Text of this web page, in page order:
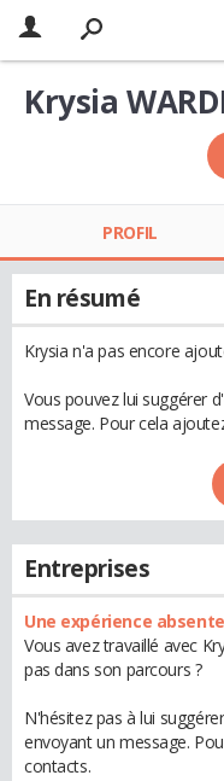
Krysia
PROFIL
En résumé
Krysia n'a pas encore
Vous pouvez lui suggérer
message. Pour cela
Entreprises
Une expérience
Vous avez travaillé avec
pas dans son parcours ?
N'hésitez pas à lui
envoyant un message.
contacts.